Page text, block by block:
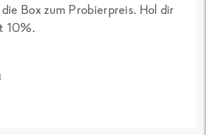
Box zum Probierpreis. Hol dir
10%.